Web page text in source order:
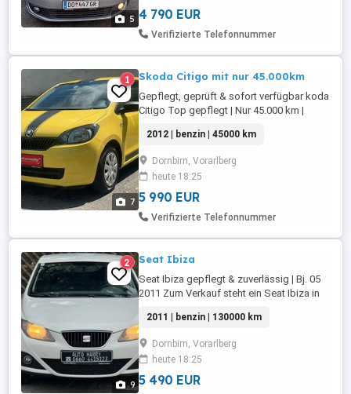
5
ca. 220.000 km (wird noch gefahren) * ...
4 790 EUR
Verifizierte Telefonnummer
7
1 Skoda Citigo mit nur 45.000km
Gepflegt, geprüft & sofort verfügbar koda
Citigo Top gepflegt | Nur 45.000 km |
Zum Verkauf steht ein sehr gepflegter
koda Citigo, der sich durch seinen
sparsamen und zuverlässigen 60 PS
Benzinmotor auszeichnet. Das Fahrzeug
stammt aus 1. Besitz (ältere ...
2012 | benzin | 45000 km
Dornbirn, Vorarlberg
heute 18:25
5 990 EUR
Verifizierte Telefonnummer
9
2 Seat Ibiza
Seat Ibiza gepflegt & zuverlässig | Bj. 05
2011 Zum Verkauf steht ein Seat Ibiza in
sparsames Alltags- oder
Einsteigerfahrzeug. Fahrzeugdaten:
Baujahr: 05 2011 Kilometerstand: 130.000
km Motor: Benziner Leistung: 68 PS
Bereifung: 8-fach bereift ...
2011 | benzin | 130000 km
Dornbirn, Vorarlberg
heute 18:25
5 490 EUR